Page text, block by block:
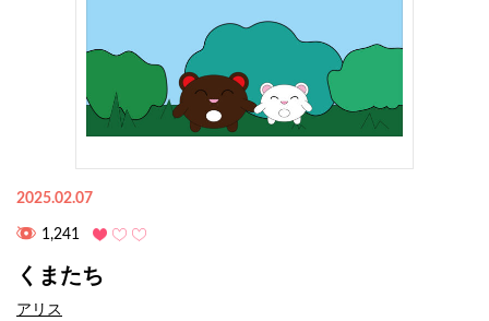
2025.02.07
1,241
くまたち
アリス